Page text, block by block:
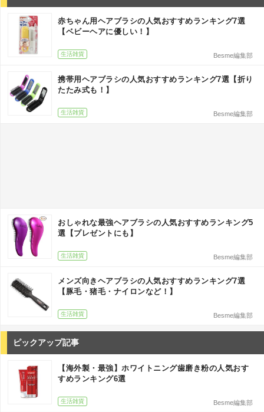
赤ちゃん用ヘアブラシの人気おすすめランキング7選
【ベビーヘアに優しい！】
生活雑貨 Besme編集部
携帯用ヘアブラシの人気おすすめランキング7選【折り
たたみ式も！】
生活雑貨 Besme編集部
おしゃれな最強ヘアブラシの人気おすすめランキング5
選【プレゼントにも】
生活雑貨 Besme編集部
メンズ向きヘアブラシの人気おすすめランキング7選
【豚毛・猪毛・ナイロンなど！】
生活雑貨 Besme編集部
ピックアップ記事
【海外製・最強】ホワイトニング歯磨き粉の人気おす
すめランキング6選
生活雑貨 Besme編集部